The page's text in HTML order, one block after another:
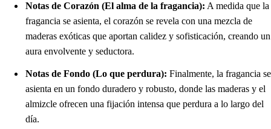
Notas de Corazón (El alma de la fragancia): A medida que la
fragancia se asienta, el corazón se revela con una mezcla de
maderas exóticas que aportan calidez y sofisticación, creando un
aura envolvente y seductora.
Notas de Fondo (Lo que perdura): Finalmente, la fragancia se
asienta en un fondo duradero y robusto, donde las maderas y el
almizcle ofrecen una fijación intensa que perdura a lo largo del
día.